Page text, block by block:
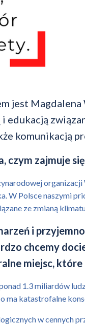
jest
edukacją
komunikacją
czym zajmuje
organizacji
W Polsce naszymi
ze zmianą
i
chcemy
miejsc,
1.3 miliardów
ma katastrofalne
w cennych